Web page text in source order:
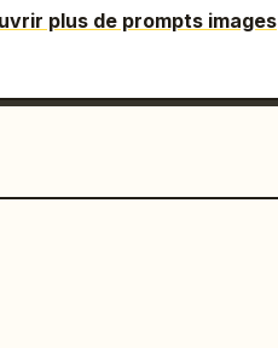
plus de prompts images